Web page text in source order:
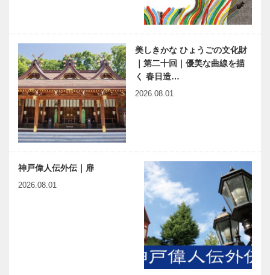
美しきかな ひょうごの文化財
｜第二十回｜優美な曲線を描
く 春日造…
2026.08.01
神戸偉人伝外伝｜扉
2026.08.01